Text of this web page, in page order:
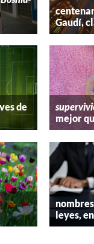
Gaudí,
de
mejor
leyes,